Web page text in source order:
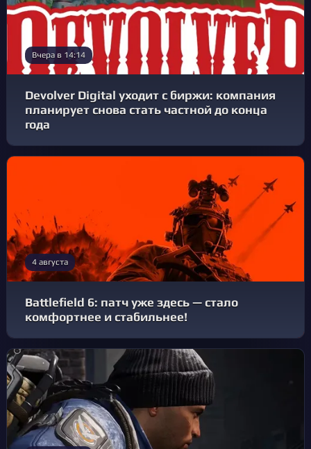
Вчера в 14:14
Devolver Digital уходит с биржи: компания
планирует снова стать частной до конца
года
4 августа
Battlefield 6: патч уже здесь — стало
комфортнее и стабильнее!